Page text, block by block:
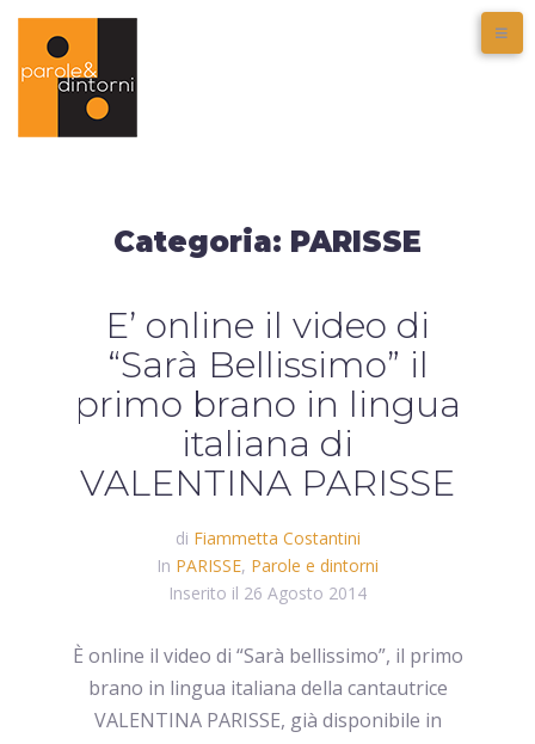
Categoria: PARISSE
E’ online il video di
“Sarà Bellissimo” il
primo brano in lingua
italiana di
VALENTINA PARISSE
di Fiammetta Costantini
In PARISSE, Parole e dintorni
Inserito il 26 Agosto 2014
È online il video di “Sarà bellissimo”, il primo
brano in lingua italiana della cantautrice
VALENTINA PARISSE, già disponibile in